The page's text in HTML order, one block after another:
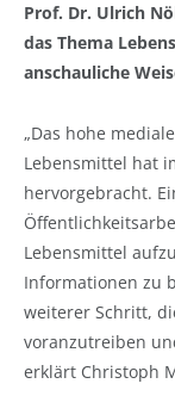
Prof. Dr. Ulrich
das Thema
anschauliche
„Das hohe
Lebensmittel hat
hervorgebracht.
Lebensmittel
Informationen zu
weiterer Schritt,
voranzutreiben
erklärt Christoph